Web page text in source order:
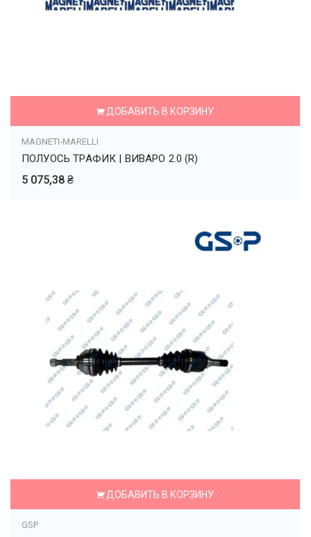
ДОБАВИТЬ В КОРЗИНУ
MAGNETI-MARELLI
ПОЛУОСЬ ТРАФИК | ВИВАРО 2.0 (R)
5 075,38 ₴
ДОБАВИТЬ В КОРЗИНУ
GSP